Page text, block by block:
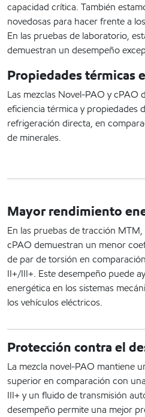
capacidad crítica. También
novedosas para hacer frente a
En las pruebas de laboratorio,
demuestran un desempeño
Propiedades térmicas
Las mezclas Novel-PAO y cPAO
eficiencia térmica y propiedades
refrigeración directa, en
de minerales.
Mayor rendimiento
En las pruebas de tracción
cPAO demuestran un menor
de par de torsión en
II+/III+. Este desempeño puede
energética en los sistemas
los vehículos eléctricos.
Protección contra el
La mezcla novel-PAO mantiene
superior en comparación con
III+ y un fluido de transmisión
desempeño permite una mejor